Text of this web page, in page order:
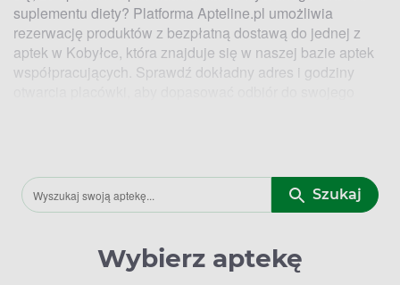
suplementu diety? Platforma Apteline.pl umożliwia
rezerwację produktów z bezpłatną dostawą do jednej z
aptek w Kobyłce, która znajduje się w naszej bazie aptek
współpracujących. Sprawdź dokładny adres i godziny
Kto ma Lek. Lokalizacje aptek w
Kobyłce, w których zrealizujesz
zamówienie z Apteline
Chcesz odebrać swoje zamówienie w kilka chwil?
Preferujesz aptekę w Kobyłce znajdującą się na Twoim
Szukaj
Wybierz aptekę